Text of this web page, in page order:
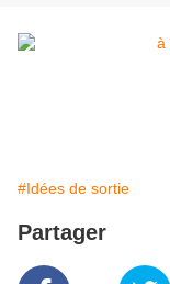
#Idées de sortie
Partager